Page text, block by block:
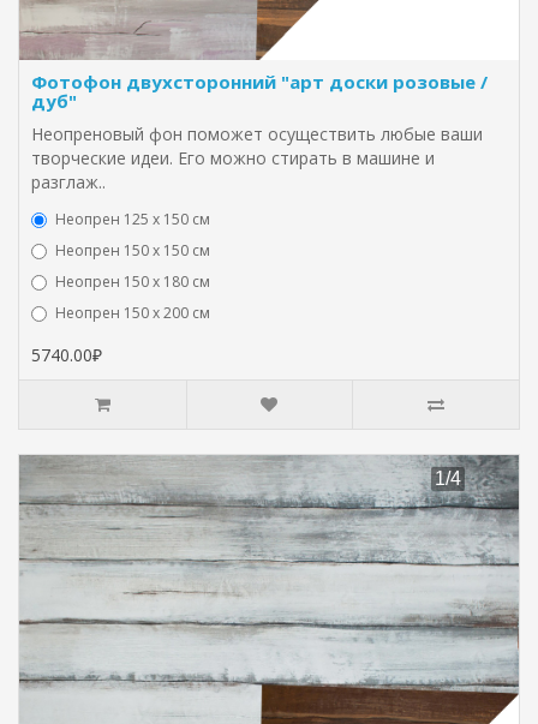
Фотофон двухсторонний "арт доски розовые /
дуб"
Неопреновый фон поможет осуществить любые ваши
творческие идеи. Его можно стирать в машине и
разглаж..
Неопрен 125 х 150 см
Неопрен 150 х 150 см
Неопрен 150 х 180 см
Hеопрен 150 х 200 см
5740.00₽